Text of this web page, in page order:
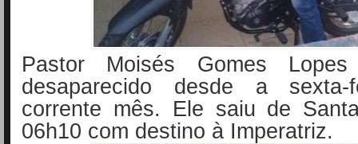
Pastor Moisés Gomes Lopes
desaparecido desde a
corrente mês. Ele saiu de
06h10 com destino à Imperatriz.